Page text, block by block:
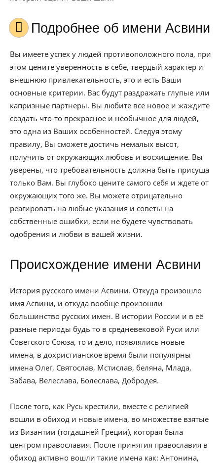
Подробнее об имени Асвини
Вы имеете успех у людей противоположного пола, при
этом цените уверенность в себе, твердый характер и
внешнюю привлекательность, это и есть Ваши
основные критерии. Вас будут раздражать глупые или
капризные партнеры. Вы любите все новое и жаждите
создать что-то прекрасное и необычное для людей,
это одна из Ваших особенностей. Следуя этому
правилу, Вы сможете достичь немалых высот,
получить от окружающих любовь и восхищение. Вы
уверены, что требовательность должна быть присуща
только Вам. Вы глубоко цените самого себя и ждете от
окружающих того же. Вы можете отрицательно
реагировать на любые указания и советы на
собственные ошибки, если не будете чувствовать
одобрения и любви в вашей жизни.
Происхождение имени Асвини
История русского имени Асвини. Откуда произошло
имя Асвини, и откуда вообще произошли
большинство русских имен. В истории России и в её
разные периоды будь то в средневековой Руси или
Советского Союза, то и дело, появлялись новые
имена, в дохристианское время были популярны
имена Олег, Святослав, Мстислав, беляна, Млада,
Забава, Велеслава, Болеслава, Добродея.
После того, как Русь крестили, вместе с религией
вошли в обиход и новые имена, во множестве взятые
из Византии (тогдашней Греции), которая была
центром православия. После принятия православия в
обиход активно вошли такие имена как: Антонина,